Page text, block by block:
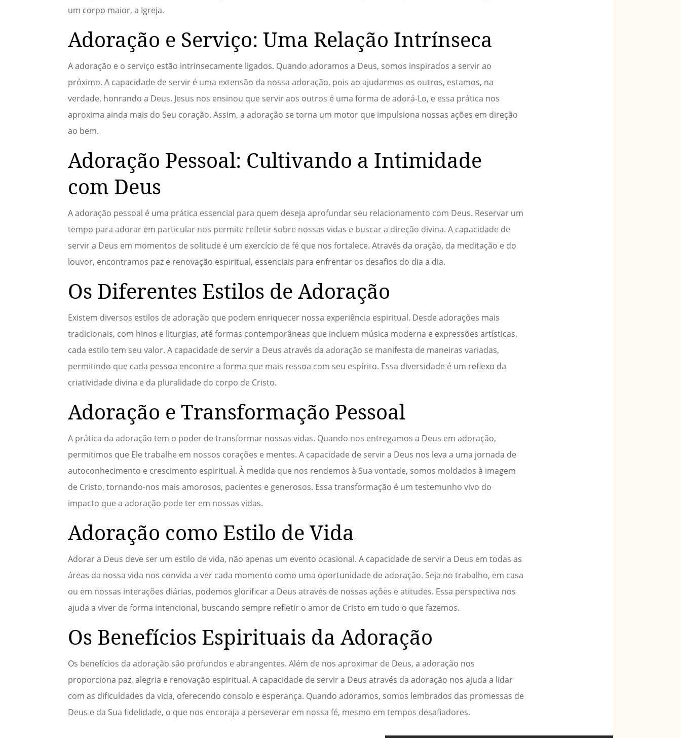
um corpo maior, a Igreja.
Adoração e Serviço: Uma Relação Intrínseca
A adoração e o serviço estão intrinsecamente ligados. Quando adoramos a Deus, somos inspirados a servir ao
próximo. A capacidade de servir é uma extensão da nossa adoração, pois ao ajudarmos os outros, estamos, na
verdade, honrando a Deus. Jesus nos ensinou que servir aos outros é uma forma de adorá-Lo, e essa prática nos
aproxima ainda mais do Seu coração. Assim, a adoração se torna um motor que impulsiona nossas ações em direção
ao bem.
Adoração Pessoal: Cultivando a Intimidade
com Deus
A adoração pessoal é uma prática essencial para quem deseja aprofundar seu relacionamento com Deus. Reservar um
tempo para adorar em particular nos permite refletir sobre nossas vidas e buscar a direção divina. A capacidade de
servir a Deus em momentos de solitude é um exercício de fé que nos fortalece. Através da oração, da meditação e do
louvor, encontramos paz e renovação espiritual, essenciais para enfrentar os desafios do dia a dia.
Os Diferentes Estilos de Adoração
Existem diversos estilos de adoração que podem enriquecer nossa experiência espiritual. Desde adorações mais
tradicionais, com hinos e liturgias, até formas contemporâneas que incluem música moderna e expressões artísticas,
cada estilo tem seu valor. A capacidade de servir a Deus através da adoração se manifesta de maneiras variadas,
permitindo que cada pessoa encontre a forma que mais ressoa com seu espírito. Essa diversidade é um reflexo da
criatividade divina e da pluralidade do corpo de Cristo.
Adoração e Transformação Pessoal
A prática da adoração tem o poder de transformar nossas vidas. Quando nos entregamos a Deus em adoração,
permitimos que Ele trabalhe em nossos corações e mentes. A capacidade de servir a Deus nos leva a uma jornada de
autoconhecimento e crescimento espiritual. À medida que nos rendemos à Sua vontade, somos moldados à imagem
de Cristo, tornando-nos mais amorosos, pacientes e generosos. Essa transformação é um testemunho vivo do
impacto que a adoração pode ter em nossas vidas.
Adoração como Estilo de Vida
Adorar a Deus deve ser um estilo de vida, não apenas um evento ocasional. A capacidade de servir a Deus em todas as
áreas da nossa vida nos convida a ver cada momento como uma oportunidade de adoração. Seja no trabalho, em casa
ou em nossas interações diárias, podemos glorificar a Deus através de nossas ações e atitudes. Essa perspectiva nos
ajuda a viver de forma intencional, buscando sempre refletir o amor de Cristo em tudo o que fazemos.
Os Benefícios Espirituais da Adoração
Os benefícios da adoração são profundos e abrangentes. Além de nos aproximar de Deus, a adoração nos
proporciona paz, alegria e renovação espiritual. A capacidade de servir a Deus através da adoração nos ajuda a lidar
com as dificuldades da vida, oferecendo consolo e esperança. Quando adoramos, somos lembrados das promessas de
Deus e da Sua fidelidade, o que nos encoraja a perseverar em nossa fé, mesmo em tempos desafiadores.